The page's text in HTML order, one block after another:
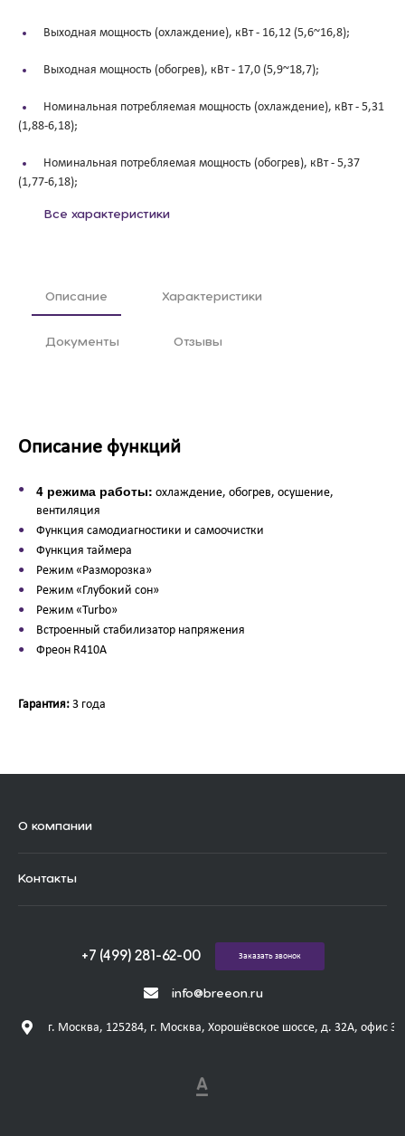
Выходная мощность (охлаждение), кВт - 16,12 (5,6~16,8);
Выходная мощность (обогрев), кВт - 17,0 (5,9~18,7);
Номинальная потребляемая мощность (охлаждение), кВт - 5,31
(1,88-6,18);
Номинальная потребляемая мощность (обогрев), кВт - 5,37
(1,77-6,18);
Все характеристики
Описание Характеристики
Документы Отзывы
Описание функций
4 режима работы: охлаждение, обогрев, осушение,
вентиляция
Функция самодиагностики и самоочистки
Функция таймера
Режим «Разморозка»
Режим «Глубокий сон»
Режим «Turbo»
Встроенный стабилизатор напряжения
Фреон R410A
Гарантия: 3 года
О компании
Контакты
info@breeon.ru
+7 (499) 281-62-00
г. Москва, 125284, г. Москва, Хорошёвское шоссе, д. 32А, офис
Заказать звонок